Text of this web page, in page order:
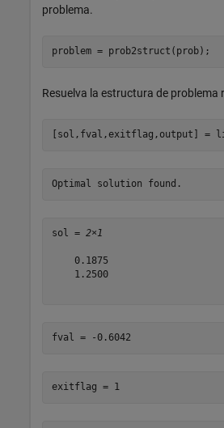
problema.
problem = prob2struct(prob);
Resuelva la estructura de problema
[sol,fval,exitflag,output] =
sol = 2×1
    0.1875
    1.2500
exitflag = 1